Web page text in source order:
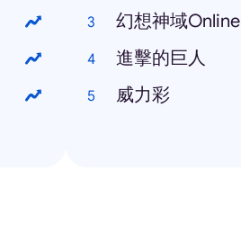
幻想神域Online
進擊的巨人
威力彩